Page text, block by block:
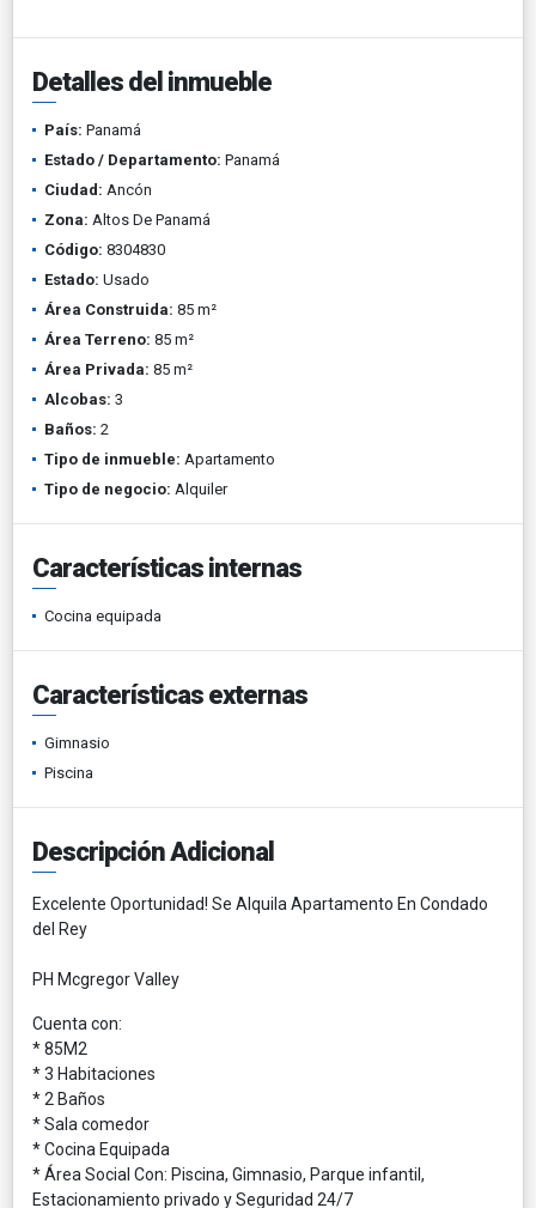
Detalles del inmueble
País: Panamá
Estado / Departamento: Panamá
Ciudad: Ancón
Zona: Altos De Panamá
Código: 8304830
Estado: Usado
Área Construida: 85 m²
Área Terreno: 85 m²
Área Privada: 85 m²
Alcobas: 3
Baños: 2
Tipo de inmueble: Apartamento
Tipo de negocio: Alquiler
Características internas
Cocina equipada
Características externas
Gimnasio
Piscina
Descripción Adicional
Excelente Oportunidad! Se Alquila Apartamento En Condado
del Rey
PH Mcgregor Valley
Cuenta con:
* 85M2
* 3 Habitaciones
* 2 Baños
* Sala comedor
* Cocina Equipada
* Área Social Con: Piscina, Gimnasio, Parque infantil,
Estacionamiento privado y Seguridad 24/7